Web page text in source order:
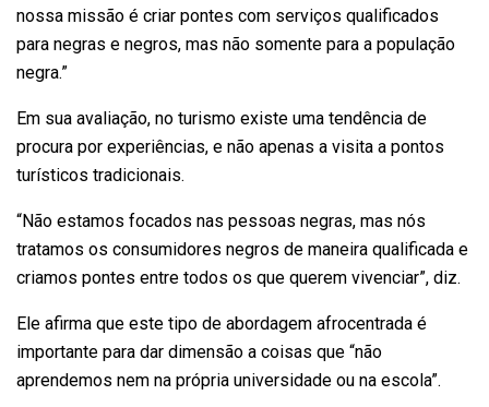
nossa missão é criar pontes com serviços qualificados
para negras e negros, mas não somente para a população
negra.”
Em sua avaliação, no turismo existe uma tendência de
procura por experiências, e não apenas a visita a pontos
turísticos tradicionais.
“Não estamos focados nas pessoas negras, mas nós
tratamos os consumidores negros de maneira qualificada e
criamos pontes entre todos os que querem vivenciar”, diz.
Ele afirma que este tipo de abordagem afrocentrada é
importante para dar dimensão a coisas que “não
aprendemos nem na própria universidade ou na escola”.